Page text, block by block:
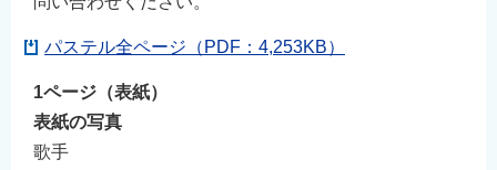
パステル全ページ（PDF：4,253KB）
1ページ（表紙）
表紙の写真
歌手